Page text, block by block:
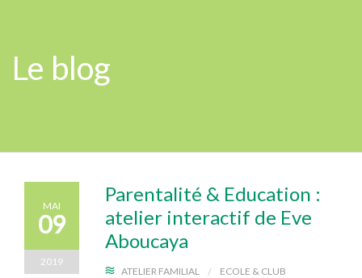
Le blog
MAI
09
2019
Parentalité & Education :
atelier interactif de Eve
Aboucaya
ATELIER FAMILIAL ECOLE & CLUB